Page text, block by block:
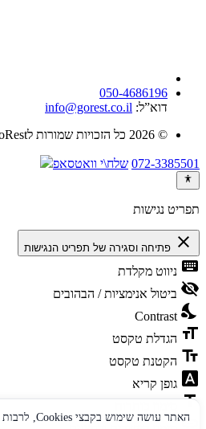
050-4686196
דוא”ל: info@gorest.co.il
© 2026 כל הזכויות שמורות לGoRest |
072-3385501 שלח\י וואטסאפ
תפריט נגישות
close פתיחה וסגירה של תפריט הנגישות
keyboard ניווט מקלדת
visibility_off ביטול אנימציות / הבהובים
nights_stay
Contrast
format_size הגדלת טקסט
text_fields הקטנת טקסט
font_download גופן קריא
title
link